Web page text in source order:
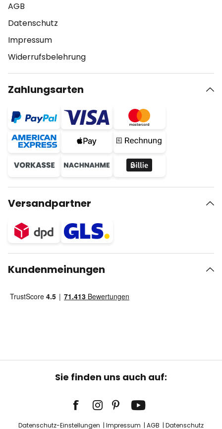
AGB
Datenschutz
Impressum
Widerrufsbelehrung
Zahlungsarten
Versandpartner
Kundenmeinungen
Sie finden uns auch auf:
Datenschutz-Einstellungen Impressum AGB Datenschutz